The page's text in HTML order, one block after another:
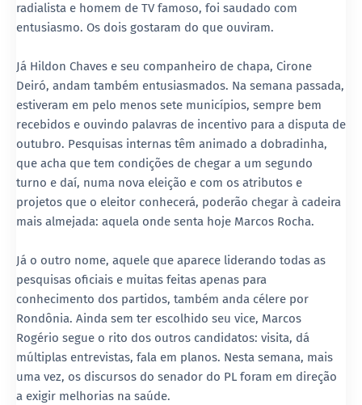
radialista e homem de TV famoso, foi saudado com
entusiasmo. Os dois gostaram do que ouviram.
Já Hildon Chaves e seu companheiro de chapa, Cirone
Deiró, andam também entusiasmados. Na semana passada,
estiveram em pelo menos sete municípios, sempre bem
recebidos e ouvindo palavras de incentivo para a disputa de
outubro. Pesquisas internas têm animado a dobradinha,
que acha que tem condições de chegar a um segundo
turno e daí, numa nova eleição e com os atributos e
projetos que o eleitor conhecerá, poderão chegar à cadeira
mais almejada: aquela onde senta hoje Marcos Rocha.
Já o outro nome, aquele que aparece liderando todas as
pesquisas oficiais e muitas feitas apenas para
conhecimento dos partidos, também anda célere por
Rondônia. Ainda sem ter escolhido seu vice, Marcos
Rogério segue o rito dos outros candidatos: visita, dá
múltiplas entrevistas, fala em planos. Nesta semana, mais
uma vez, os discursos do senador do PL foram em direção
a exigir melhorias na saúde.